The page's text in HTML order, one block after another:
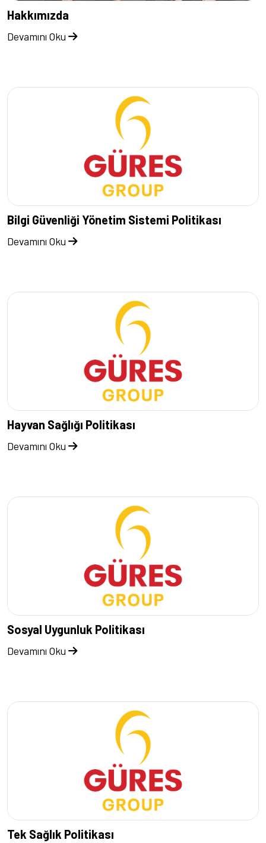
Hakkımızda
Devamını Oku
Bilgi Güvenliği Yönetim Sistemi Politikası
Devamını Oku
Hayvan Sağlığı Politikası
Devamını Oku
Sosyal Uygunluk Politikası
Devamını Oku
Tek Sağlık Politikası